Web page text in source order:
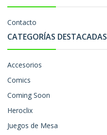
Contacto
CATEGORÍAS DESTACADAS
Accesorios
Comics
Coming Soon
Heroclix
Juegos de Mesa